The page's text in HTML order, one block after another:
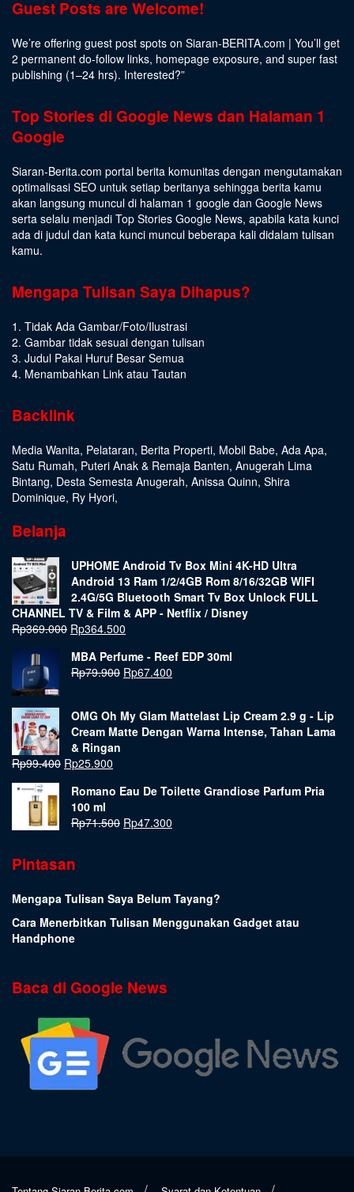
Guest Posts are Welcome!
We’re offering guest post spots on Siaran-BERITA.com | You’ll get
2 permanent do-follow links, homepage exposure, and super fast
publishing (1–24 hrs). Interested?”
Top Stories di Google News dan Halaman 1
Google
Siaran-Berita.com portal berita komunitas dengan mengutamakan
optimalisasi SEO untuk setiap beritanya sehingga berita kamu
akan langsung muncul di halaman 1 google dan Google News
serta selalu menjadi Top Stories Google News, apabila kata kunci
ada di judul dan kata kunci muncul beberapa kali didalam tulisan
kamu.
Mengapa Tulisan Saya Dihapus?
1. Tidak Ada Gambar/Foto/Ilustrasi
2. Gambar tidak sesuai dengan tulisan
3. Judul Pakai Huruf Besar Semua
4. Menambahkan Link atau Tautan
Backlink
Media Wanita, Pelataran, Berita Properti, Mobil Babe, Ada Apa,
Satu Rumah, Puteri Anak & Remaja Banten, Anugerah Lima
Bintang, Desta Semesta Anugerah, Anissa Quinn, Shira
Dominique, Ry Hyori,
Belanja
UPHOME Android Tv Box Mini 4K-HD Ultra
Android 13 Ram 1/2/4GB Rom 8/16/32GB WIFI
2.4G/5G Bluetooth Smart Tv Box Unlock FULL
CHANNEL TV & Film & APP - Netflix / Disney
Rp369.000 Rp364.500
MBA Perfume - Reef EDP 30ml
Rp79.900 Rp67.400
OMG Oh My Glam Mattelast Lip Cream 2.9 g - Lip
Cream Matte Dengan Warna Intense, Tahan Lama
& Ringan
Rp99.400 Rp25.900
Romano Eau De Toilette Grandiose Parfum Pria
100 ml
Rp71.500 Rp47.300
Pintasan
Mengapa Tulisan Saya Belum Tayang?
Cara Menerbitkan Tulisan Menggunakan Gadget atau
Handphone
Baca di Google News